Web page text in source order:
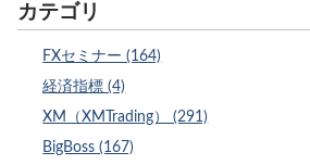
カテゴリ
FXセミナー (164)
経済指標 (4)
XM（XMTrading） (291)
BigBoss (167)